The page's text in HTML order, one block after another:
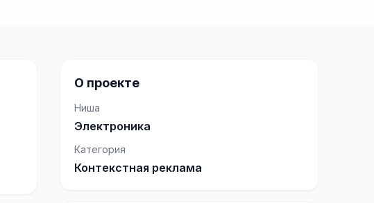
О проекте
Ниша
Электроника
Категория
Контекстная реклама